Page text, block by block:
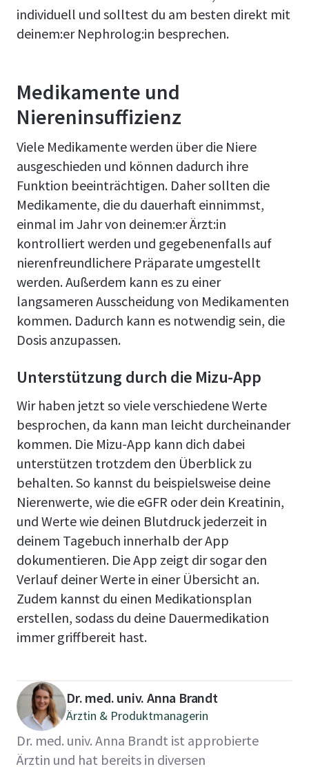
individuell und solltest du am besten direkt mit
deinem:er Nephrolog:in besprechen.
Medikamente und
Niereninsuffizienz
Viele Medikamente werden über die Niere
ausgeschieden und können dadurch ihre
Funktion beeinträchtigen. Daher sollten die
Medikamente, die du dauerhaft einnimmst,
einmal im Jahr von deinem:er Ärzt:in
kontrolliert werden und gegebenenfalls auf
nierenfreundlichere Präparate umgestellt
werden. Außerdem kann es zu einer
langsameren Ausscheidung von Medikamenten
kommen. Dadurch kann es notwendig sein, die
Dosis anzupassen.
Unterstützung durch die Mizu-App
Wir haben jetzt so viele verschiedene Werte
besprochen, da kann man leicht durcheinander
kommen. Die Mizu-App kann dich dabei
unterstützen trotzdem den Überblick zu
behalten. So kannst du beispielsweise deine
Nierenwerte, wie die eGFR oder dein Kreatinin,
und Werte wie deinen Blutdruck jederzeit in
deinem Tagebuch innerhalb der App
dokumentieren. Die App zeigt dir sogar den
Verlauf deiner Werte in einer Übersicht an.
Zudem kannst du einen Medikationsplan
erstellen, sodass du deine Dauermedikation
immer griffbereit hast.
Dr. med. univ. Anna Brandt
Ärztin & Produktmanagerin
Dr. med. univ. Anna Brandt ist approbierte
Ärztin und hat bereits in diversen